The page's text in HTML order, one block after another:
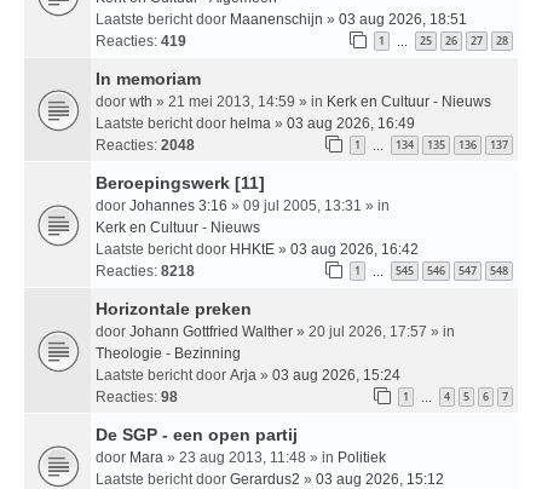
Laatste bericht door Maanenschijn » 03 aug 2026, 18:51
Reacties: 419 1 … 25 26 27 28
In memoriam
door wth » 21 mei 2013, 14:59 » in Kerk en Cultuur - Nieuws
Laatste bericht door helma » 03 aug 2026, 16:49
Reacties: 2048 1 … 134 135 136 137
Beroepingswerk [11]
door Johannes 3:16 » 09 jul 2005, 13:31 » in
Kerk en Cultuur - Nieuws
Laatste bericht door HHKtE » 03 aug 2026, 16:42
Reacties: 8218 1 … 545 546 547 548
Horizontale preken
door Johann Gottfried Walther » 20 jul 2026, 17:57 » in
Theologie - Bezinning
Laatste bericht door Arja » 03 aug 2026, 15:24
Reacties: 98 1 … 4 5 6 7
De SGP - een open partij
door Mara » 23 aug 2013, 11:48 » in Politiek
Laatste bericht door Gerardus2 » 03 aug 2026, 15:12